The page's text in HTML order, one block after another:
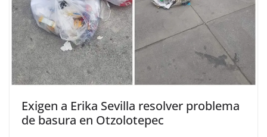
Exigen a Erika Sevilla resolver problema
de basura en Otzolotepec